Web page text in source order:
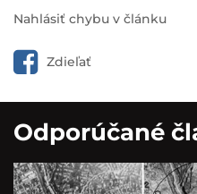
ako
Nahlásiť chybu v článku
Zdieľať
Odporúčané